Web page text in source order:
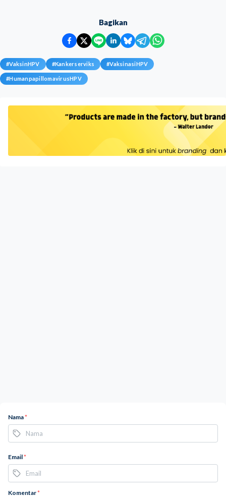
Bagikan
#VaksinHPV #Kankerserviks #VaksinasiHPV
#HumanpapillomavirusHPV
Nama*
Email*
Komentar*